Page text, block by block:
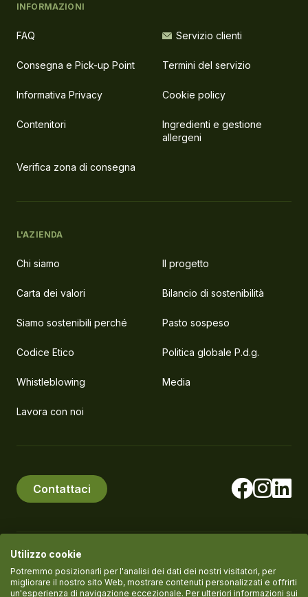
INFORMAZIONI
FAQ Servizio clienti
Consegna e Pick-up Point Termini del servizio
Informativa Privacy Cookie policy
Contenitori
Ingredienti e gestione
allergeni
Verifica zona di consegna
L'AZIENDA
Chi siamo Il progetto
Carta dei valori Bilancio di sostenibilità
Siamo sostenibili perché Pasto sospeso
Codice Etico Politica globale P.d.g.
Whistleblowing Media
Lavora con noi
Contattaci
© PlanEat S.r.l. Società Benefit P.IVA IT11061420961
Utilizzo cookie
Potremmo posizionarli per l'analisi dei dati dei nostri visitatori, per
migliorare il nostro sito Web, mostrare contenuti personalizzati e offrirti
un'esperienza di navigazione eccezionale. Per ulteriori informazioni sui